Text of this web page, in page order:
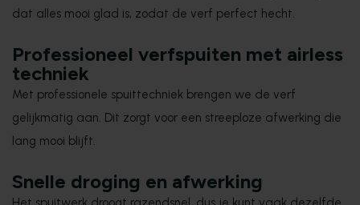
dat alles mooi glad is, zodat de verf perfect hecht.
Professioneel verfspuiten met airless
techniek
Met professionele spuittechniek brengen we de verf
gelijkmatig aan. Dit zorgt voor een streeploze afwerking die
lang mooi blijft.
Snelle droging en afwerking